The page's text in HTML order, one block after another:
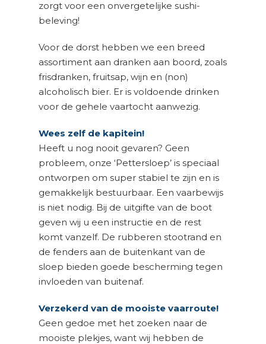
zorgt voor een onvergetelijke sushi-
beleving!
Voor de dorst hebben we een breed
assortiment aan dranken aan boord, zoals
frisdranken, fruitsap, wijn en (non)
alcoholisch bier. Er is voldoende drinken
voor de gehele vaartocht aanwezig.
Wees zelf de kapitein!
Heeft u nog nooit gevaren? Geen
probleem, onze ‘Pettersloep’ is speciaal
ontworpen om super stabiel te zijn en is
gemakkelijk bestuurbaar. Een vaarbewijs
is niet nodig. Bij de uitgifte van de boot
geven wij u een instructie en de rest
komt vanzelf. De rubberen stootrand en
de fenders aan de buitenkant van de
sloep bieden goede bescherming tegen
invloeden van buitenaf.
Verzekerd van de mooiste vaarroute!
Geen gedoe met het zoeken naar de
mooiste plekjes, want wij hebben de